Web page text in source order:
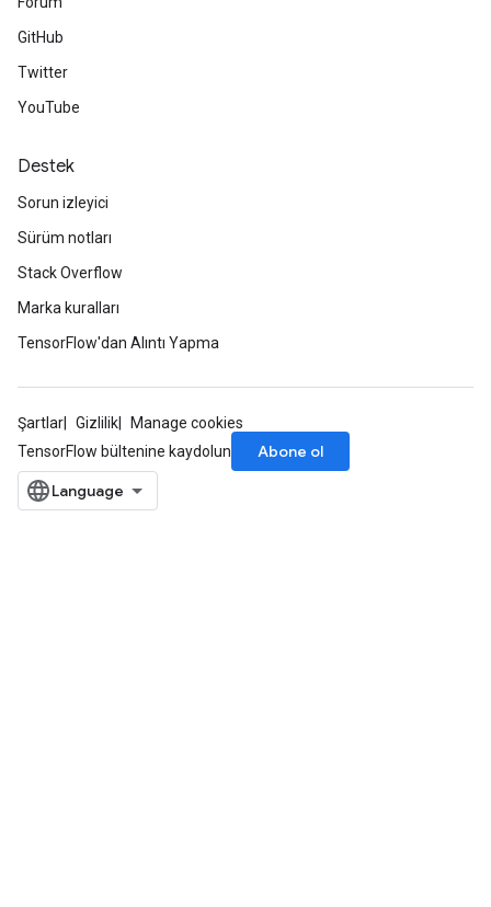
GitHub
Twitter
YouTube
Destek
Sorun izleyici
Sürüm notları
Stack Overflow
Marka kuralları
TensorFlow'dan Alıntı Yapma
Şartlar Gizlilik
Manage cookies
TensorFlow bültenine kaydolun
Abone ol